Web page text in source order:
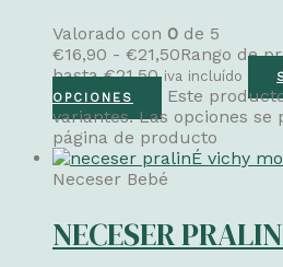
Valorado con 0 de 5
€16,90 - €21,50Rango de
hasta €21,50 iva incluído
OPCIONES
Este
variantes. Las opciones se
página de producto
Neceser Bebé
NECESER